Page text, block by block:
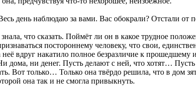
день наблюдаю за вами. Вас обокрали? Отстали от
что сказать. Поймёт ли он в какое трудное
постороннему человеку, что свои,
вдруг накатило полное безразличие к
дома, ни денег. Пусть делают с ней, что хотят…
Вот только… Только она твёрдо решила, что в дом
она так и не смогла привыкнуть.